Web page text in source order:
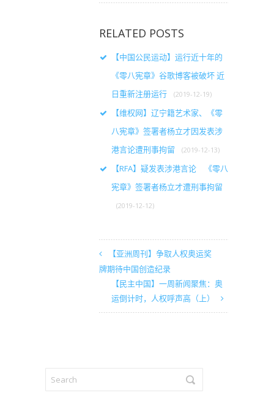
RELATED POSTS
【中国公民运动】运行近十年的
《零八宪章》谷歌博客被破坏 近
日重新注册运行
(2019-12-19)
【维权网】辽宁籍艺术家、《零
八宪章》签署者杨立才因发表涉
港言论遭刑事拘留
(2019-12-13)
【RFA】疑发表涉港言论 《零八
宪章》签署者杨立才遭刑事拘留
(2019-12-12)
【亚洲周刊】争取人权奥运奖
牌期待中国创造纪录
【民主中国】一周新闻聚焦：奥
运倒计时，人权呼声高（上）